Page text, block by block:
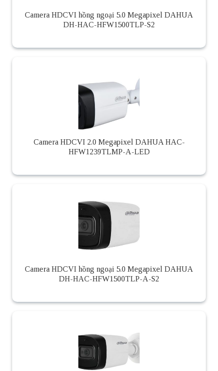
Camera HDCVI hồng ngoại 5.0 Megapixel DAHUA
DH-HAC-HFW1500TLP-S2
Camera HDCVI 2.0 Megapixel DAHUA HAC-
HFW1239TLMP-A-LED
Camera HDCVI hồng ngoại 5.0 Megapixel DAHUA
DH-HAC-HFW1500TLP-A-S2